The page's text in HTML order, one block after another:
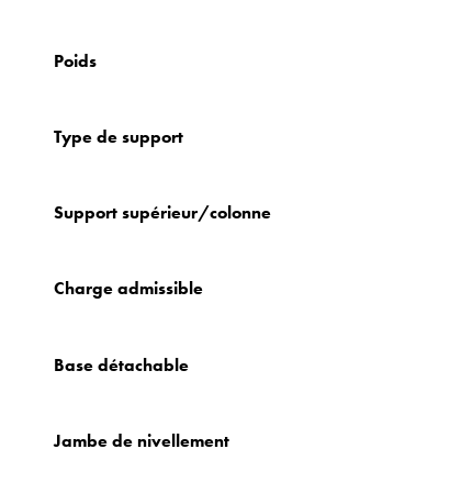
Poids
Type de support
Support supérieur/colonne
Charge admissible
Base détachable
Jambe de nivellement